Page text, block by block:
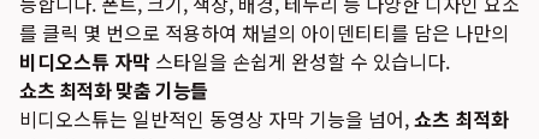
를 클릭 몇 번으로 적용하여 채널의 아이덴티티를 담은 나만의
비디오스튜 자막 스타일을 손쉽게 완성할 수 있습니다.
쇼츠 최적화 맞춤 기능들
비디오스튜는 일반적인 동영상 자막 기능을 넘어,쇼츠 최적화